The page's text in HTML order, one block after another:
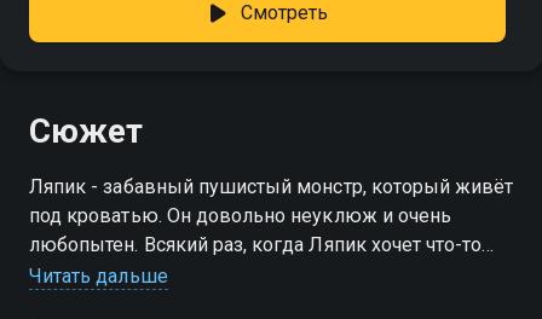
Смотреть
Сюжет
Ляпик - забавный пушистый монстр, который живёт
под кроватью. Он довольно неуклюж и очень
любопытен. Всякий раз, когда Ляпик хочет что-то
узнать, он отправляется в выдуманный мир Окидо,
Читать дальше